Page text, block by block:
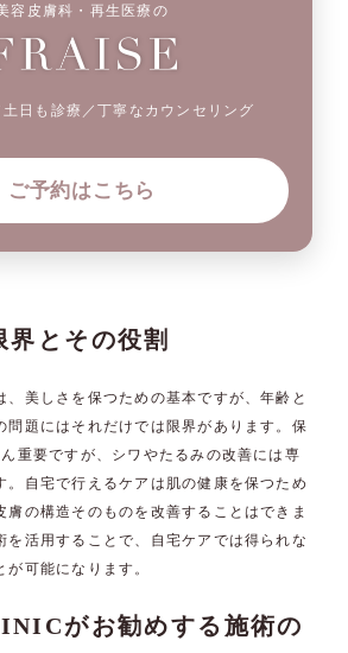
容皮膚科・再生医療の
日も診療／丁寧なカウンセリング
ご予約はこちら
界とその役割
、美しさを保つための基本ですが、年齢と
問題にはそれだけでは限界があります。保
重要ですが、シワやたるみの改善には専
。自宅で行えるケアは肌の健康を保つため
膚の構造そのものを改善することはできま
を活用することで、自宅ケアでは得られな
可能になります。
がお勧めする施術の